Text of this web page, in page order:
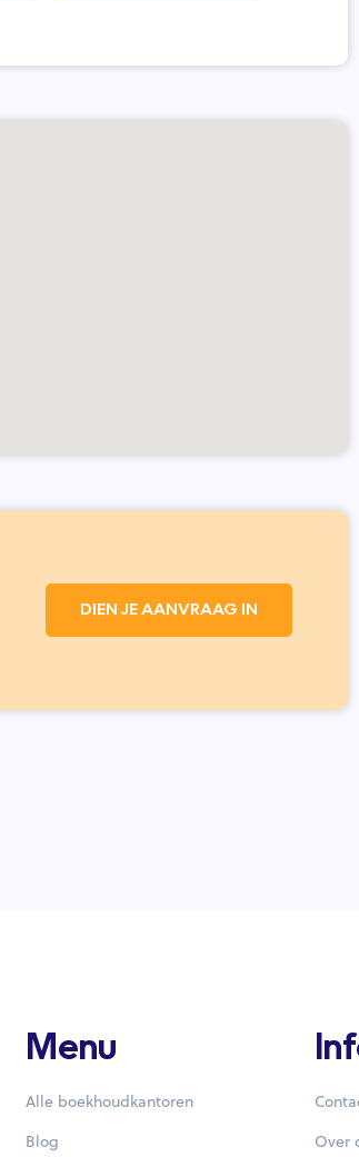
DIEN JE AANVRAAG IN
Menu
Alle boekhoudkantoren
Blog
Over